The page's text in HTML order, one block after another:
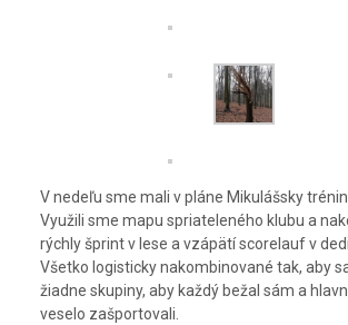
V nedeľu sme mali v pláne Mikulášsky
Využili sme mapu spriateleného klubu a
rýchly šprint v lese a vzápätí scorelauf v
Všetko logisticky nakombinované tak, aby
žiadne skupiny, aby každý bežal sám a
veselo zašportovali.